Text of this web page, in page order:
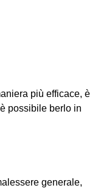
più efficace, è
possibile berlo in
generale,